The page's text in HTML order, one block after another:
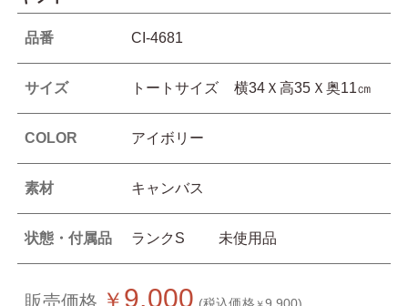
品番 CI-4681
サイズ トートサイズ 横34Ｘ高35Ｘ奥11㎝
COLOR アイボリー
素材 キャンバス
状態・付属品 ランクS 未使用品
販売価格 ￥ 9,000